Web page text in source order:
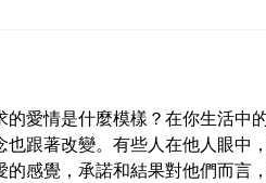
愛情是什麼模樣？在你生活中
跟著改變。有些人在他人眼中
感覺，承諾和結果對他們而言